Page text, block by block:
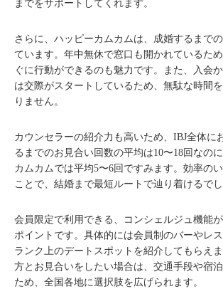
までをサポートしてくれます。
さらに、ハッピーカムカムは、成婚するまで
ています。年中無休で窓口も開かれているた
ぐに行動ができるのも魅力です。また、入会
は交際がスタートしているため、無駄な時間
りません。
カウンセラーの紹介力も高いため、IBJ全体に
るまでのお見合い回数の平均は10〜18回なの
カムカムでは平均5〜6回ですみます。効率の
ことで、結婚まで最短ルートで辿り着けるでし
会員限定で利用できる、コンシェルジュ機能
ポイントです。具体的には会員制のバーやレ
ランク上のデートスポットを紹介してもらえ
方とお見合いをしたい場合は、交通手段や宿
ため、全国各地に選択肢を広げられます。